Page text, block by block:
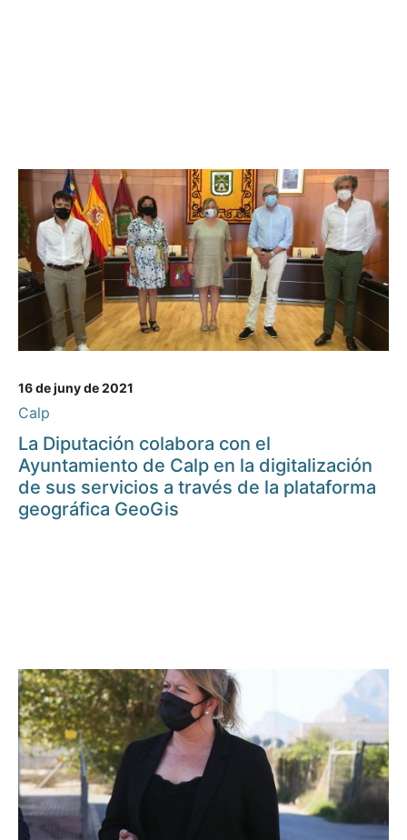
16 de juny de 2021
Calp
La Diputación colabora con el
Ayuntamiento de Calp en la digitalización
de sus servicios a través de la plataforma
geográfica GeoGis